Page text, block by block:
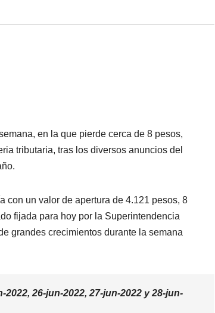
en la que pierde cerca de 8 pesos,
tributaria, tras los diversos anuncios del
con un valor de apertura de 4.121 pesos, 8
fijada para hoy por la Superintendencia
grandes crecimientos durante la semana
26-jun-2022, 27-jun-2022 y 28-jun-